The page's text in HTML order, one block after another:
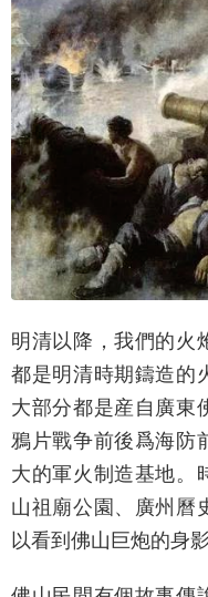
明清以降，我們的火
都是明清時期鑄造的
大部分都是産自廣東
鴉片戰争前後爲海防
大的軍火制造基地。
山祖廟公園、廣州曆
以看到佛山巨炮的身影